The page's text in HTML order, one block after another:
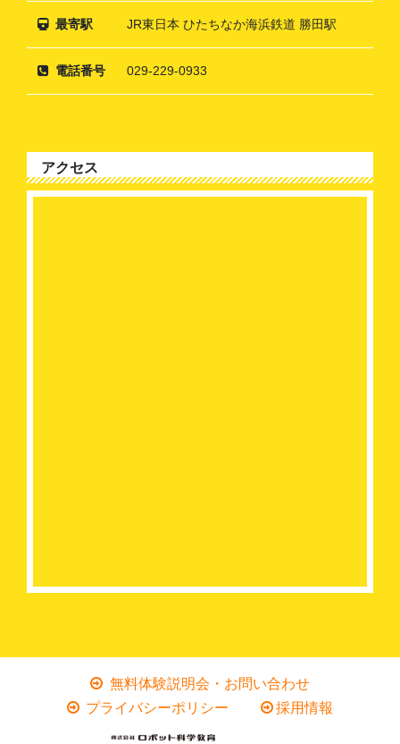
最寄駅 JR東日本 ひたちなか海浜鉄道 勝田駅
電話番号 029-229-0933
アクセス
無料体験説明会・お問い合わせ
プライバシーポリシー
採用情報